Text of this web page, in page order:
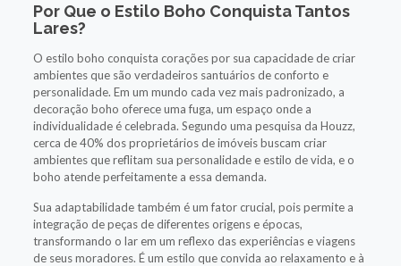
Por Que o Estilo Boho Conquista Tantos
Lares?
O estilo boho conquista corações por sua capacidade de criar
ambientes que são verdadeiros santuários de conforto e
personalidade. Em um mundo cada vez mais padronizado, a
decoração boho oferece uma fuga, um espaço onde a
individualidade é celebrada. Segundo uma pesquisa da Houzz,
cerca de 40% dos proprietários de imóveis buscam criar
ambientes que reflitam sua personalidade e estilo de vida, e o
boho atende perfeitamente a essa demanda.
Sua adaptabilidade também é um fator crucial, pois permite a
integração de peças de diferentes origens e épocas,
transformando o lar em um reflexo das experiências e viagens
de seus moradores. É um estilo que convida ao relaxamento e à